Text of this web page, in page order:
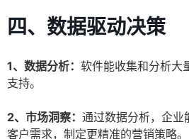
四、数据驱动决策
1、数据分析： 软件能收集和分析大
支持。
2、市场洞察： 通过数据分析，企业
客户需求，制定更精准的营销策略。